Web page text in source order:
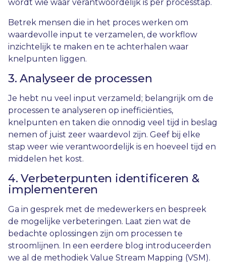
wordt wie waar verantwoordelijk is per processtap.
Betrek mensen die in het proces werken om
waardevolle input te verzamelen, de workflow
inzichtelijk te maken en te achterhalen waar
knelpunten liggen.
3. Analyseer de processen
Je hebt nu veel input verzameld; belangrijk om de
processen te analyseren op inefficiënties,
knelpunten en taken die onnodig veel tijd in beslag
nemen of juist zeer waardevol zijn. Geef bij elke
stap weer wie verantwoordelijk is en hoeveel tijd en
middelen het kost.
4. Verbeterpunten identificeren &
implementeren
Ga in gesprek met de medewerkers en bespreek
de mogelijke verbeteringen. Laat zien wat de
bedachte oplossingen zijn om processen te
stroomlijnen. In een eerdere blog introduceerden
we al de methodiek Value Stream Mapping (VSM).